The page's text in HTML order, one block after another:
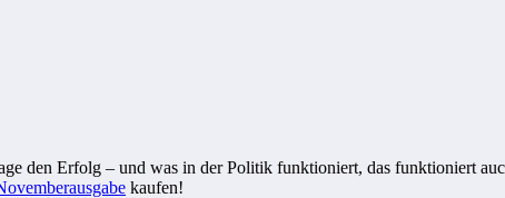
den Erfolg – und was in der Politik funktioniert, das funktioniert
kaufen!